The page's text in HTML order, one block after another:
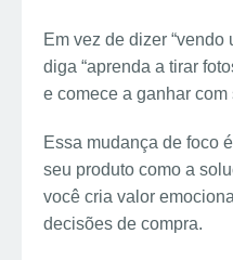
Em vez de dizer “vendo
diga “aprenda a tirar
e comece a ganhar com
Essa mudança de foco
seu produto como a
você cria valor
decisões de compra.